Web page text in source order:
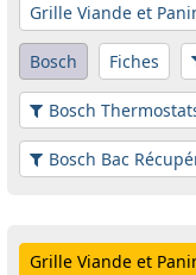
Grille Viande et
Bosch Fiches
Bosch
Bosch Bac
Grille Viande et